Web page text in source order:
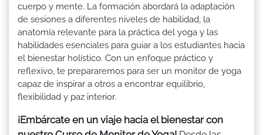
cuerpo y mente. La formación abordará la adaptación
de sesiones a diferentes niveles de habilidad, la
anatomía relevante para la práctica del yoga y las
habilidades esenciales para guiar a los estudiantes hacia
el bienestar holístico. Con un enfoque práctico y
reflexivo, te prepararemos para ser un monitor de yoga
capaz de inspirar a otros a encontrar equilibrio,
flexibilidad y paz interior.
¡Embárcate en un viaje hacia el bienestar con